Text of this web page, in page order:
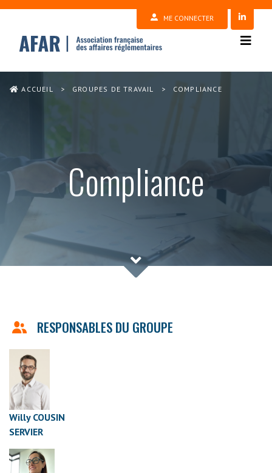
ME CONNECTER
ACCUEIL > GROUPES DE TRAVAIL > COMPLIANCE
Compliance
RESPONSABLES DU GROUPE
Willy COUSIN
SERVIER